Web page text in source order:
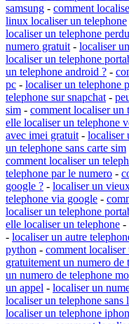
samsung - comment
linux localiser un telephone
localiser un telephone
numero gratuit - localiser
localiser un telephone
un telephone android ? -
pc - localiser un telephone
telephone sur snapchat -
sim - comment localiser un
elle localiser un telephone
avec imei gratuit - localiser
un telephone sans carte sim
comment localiser un
telephone par le numero -
google ? - localiser un
telephone via google -
localiser un telephone
elle localiser un telephone -
- localiser un autre
python - comment
gratuitement un numero de
un numero de telephone
un appel - localiser un
localiser un telephone sans
localiser un telephone